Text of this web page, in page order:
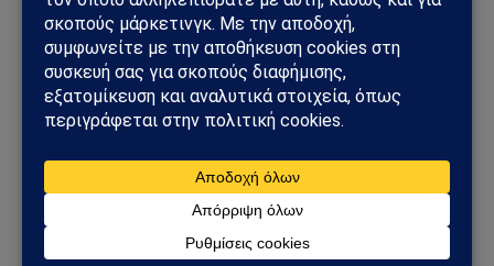
Η Τουρκία και η Σομαλία: Το νέο κέντρο δοκιμών
πυραύλων που προκαλεί διεθνές ενδιαφέρον
05/07/2026